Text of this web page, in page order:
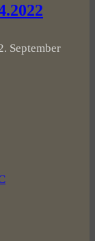
September